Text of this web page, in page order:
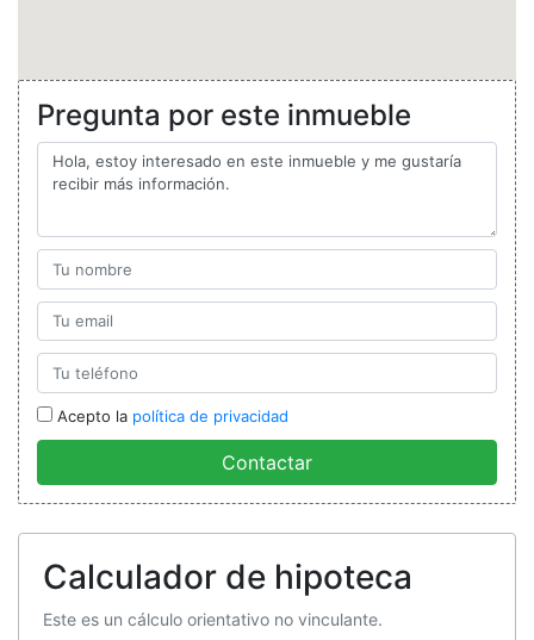
Pregunta por este inmueble
Acepto la política de privacidad
Contactar
Calculador de hipoteca
Este es un cálculo orientativo no vinculante.